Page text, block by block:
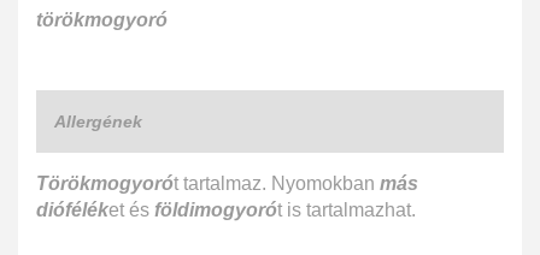
törökmogyoró
Allergének
Törökmogyorót tartalmaz. Nyomokban más
dióféléket és földimogyorót is tartalmazhat.